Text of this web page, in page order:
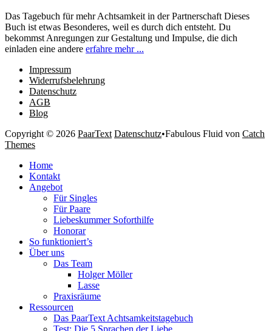
Das Tagebuch für mehr Achtsamkeit in der Partnerschaft Dieses
Buch ist etwas Besonderes, weil es durch dich entsteht. Du
bekommst Anregungen zur Gestaltung und Impulse, die dich
einladen eine andere erfahre mehr ...
Impressum
Widerrufsbelehrung
Datenschutz
AGB
Blog
Copyright © 2026 PaarText Datenschutz•Fabulous Fluid von Catch
Themes
oben
scrollen
Home
Kontakt
Angebot
Für Singles
Für Paare
Liebeskummer Soforthilfe
Honorar
So funktioniert’s
Über uns
Das Team
Holger Möller
Lasse
Praxisräume
Ressourcen
Das PaarText Achtsamkeitstagebuch
Test: Die 5 Sprachen der Liebe